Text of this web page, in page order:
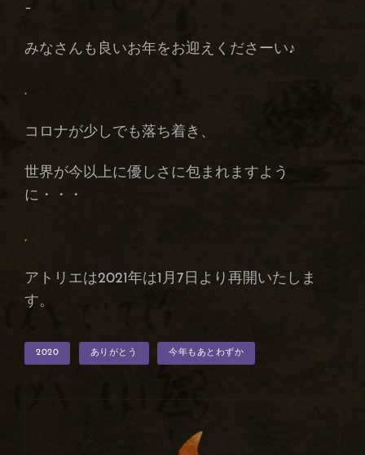
–
みなさんも良いお年をお迎えくださーい♪
.
コロナが少しでも落ち着き、
世界が今以上に優しさに包まれますよう
に・・・
.
アトリエは2021年は1月7日より再開いたしま
す。
2020 ありがとう 今年もあとわずか